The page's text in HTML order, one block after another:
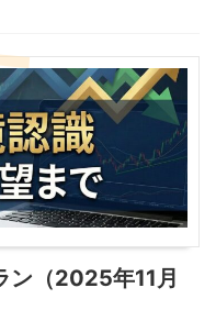
ン（2025年11月